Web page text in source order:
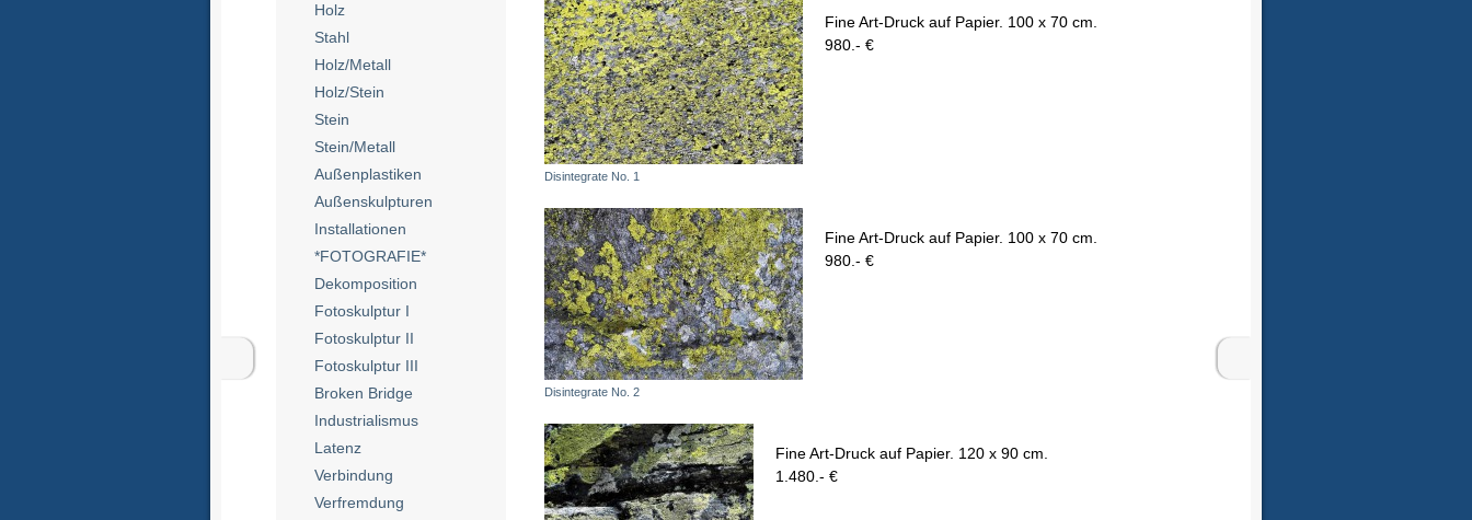
Holz
Stahl
Holz/Metall
Holz/Stein
Stein
Stein/Metall
Außenplastiken
Außenskulpturen
Installationen
*FOTOGRAFIE*
Dekomposition
Fotoskulptur I
Fotoskulptur II
Fotoskulptur III
Broken Bridge
Industrialismus
Latenz
Verbindung
Verfremdung
Disintegrate No. 1
Fine Art-Druck auf Papier. 100 x 70 cm.
980.- €
Disintegrate No. 2
Fine Art-Druck auf Papier. 100 x 70 cm.
980.- €
Fine Art-Druck auf Papier. 120 x 90 cm.
1.480.- €